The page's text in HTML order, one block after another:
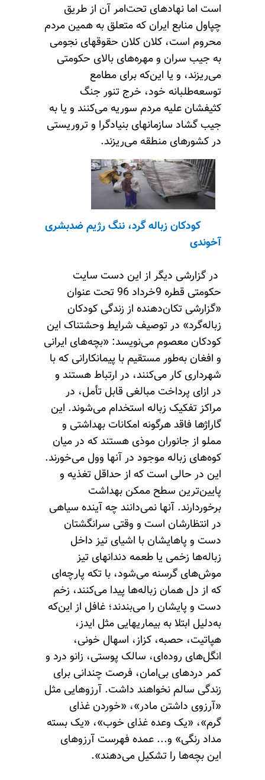
است اما نهادهای تحت‌امر آن از طریق
چپاول منابع ایران که متعلق به همین مردم
محروم است، کلان کلان حقوقهای نجومی
به جیب سران و مهره‌های بالای حکومتی
می‌ریزند، و یا این‌که برای مطامع
توسعه‌طلبانه خود، خرج تنور جنگ
کثیفشان علیه مردم سوریه می‌کنند و یا به
جیب گشاد سازمانهای بنیادگرا و تروریستی
در کشورهای منطقه می‌ریزند.
کودکان زباله گرد، ننگ رژیم ضدبشری
آخوندی
در گزارشی دیگر از این دست سایت
حکومتی قطره 9خرداد 96 تحت عنوان
«گزارشی تکان‌دهنده از زندگی کودکان
زباله‌گرد» در توصیف شرایط وحشتناک این
کودکان معصوم می‌نویسد: «بچه‌های ایرانی
و افغان به‌طور مستقیم با پیمانکارانی که با
شهرداری کار می‌کنند، در ارتباط هستند و
در ازای پرداخت مبالغی قابل تأمل، در
مراکز تفکیک زباله استخدام می‌شوند. این
گاراژها فاقد هرگونه امکانات بهداشتی و
مملو از جانوران موذی هستند که در میان
کوه‌های زباله موجود در آنها وول می‌خورند.
این در حالی است که از حداقل تغذیه و
پایین‌ترین سطح ممکن بهداشت
برخوردارند. آنها نمی‌دانند چه آینده سیاهی
در انتظارشان است و وقتی سرانگشتان
دست و پاهایشان با اشیای تیز داخل
زباله‌ها زخمی یا طعمه دندانهای تیز
موش‌های گرسنه می‌شود، با تکه پارچه‌ای
که از دل همان زباله‌ها پیدا می‌کنند، زخم
دست و پایشان را می‌بندند؛ غافل از این‌که
به‌دلیل ابتلا به بیماریهایی مثل ایدز،
هپاتیت، حصبه، کزاز، اسهال خونی،
انگل‌های روده‌ای، سالک پوستی، زانو درد و
کمر دردهای بی‌امان، فرصت چندانی برای
زندگی سالم نخواهند داشت. آرزوهایی مثل
«آرزوی داشتن مادر»، «خوردن غذای
گرم»، «یک وعده غذای خوب»، «یک بسته
مداد رنگی» و... عمده فهرست آرزوهای
این بچه‌ها را تشکیل می‌دهند».